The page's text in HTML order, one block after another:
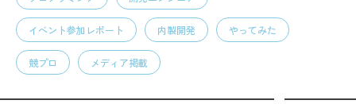
イベント参加レポート 内製開発 やってみた
競プロ メディア掲載